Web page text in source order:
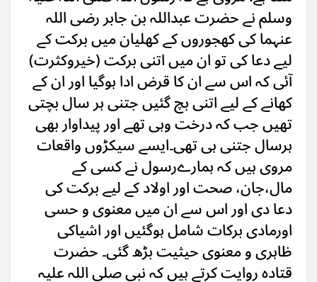
وسلم نے حضرت عبداللہ بن جابر رضی اللہ
عنہما کی کھجوروں کے کھلیان میں برکت کے
لیے دعا کی تو ان میں اتنی برکت (خیروکثرت)
آئی کہ اس سے ان کا قرض ادا ہوگیا اور ان کے
کھانے کے لیے اتنی بچ گئیں جتنی ہر سال بچتی
تھیں جب کہ درخت وہی تھے اور پیداوار بھی
ہرسال جتنی ہی تھی۔ایسے سیکڑوں واقعات
مروی ہیں کہ ہمارےرسول نے کسی کے
مال،جان، صحت اور اولاد کے لیے برکت کی
دعا دی اور اس سے ان میں معنوی و حسی
اورمادی برکات شامل ہوگئیں اور اشیاکی
ظاہری و معنوی حیثیت بڑھ گئی۔ حضرت
قتادہ روایت کرتے ہیں کہ نبی صلی اللہ علیہ